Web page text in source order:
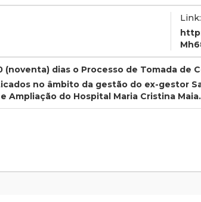
Link:
(noventa) dias o Processo de Tomada
no âmbito da gestão do ex-gestor
Ampliação do Hospital Maria Cristina Maia.